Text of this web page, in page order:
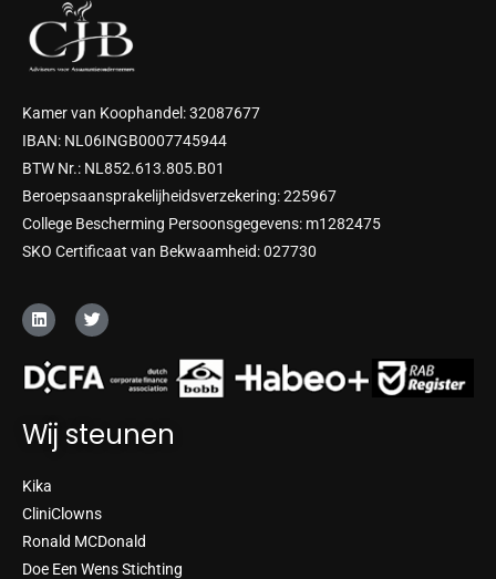
Kamer van Koophandel: 32087677
IBAN: NL06INGB0007745944
BTW Nr.: NL852.613.805.B01
Beroepsaansprakelijheidsverzekering: 225967
College Bescherming Persoonsgegevens: m1282475
SKO Certificaat van Bekwaamheid: 027730
L
i
n
k
e
d
n
T
w
i
t
e
Wij steunen
Kika
CliniClowns
Ronald MCDonald
Doe Een Wens Stichting